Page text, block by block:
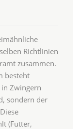
Richtlinien
zusammen.
besteht
Zwingern
sondern der
(Futter,